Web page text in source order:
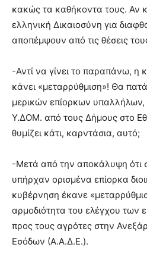
κακώς τα καθήκοντα τους. Αν
ελληνική Δικαιοσύνη για
αποπέμψουν από τις θέσεις
-Αντί να γίνει το παραπάνω, η
κάνει «μεταρρύθμιση»! Θα
μερικών επίορκων υπαλλήλων,
Υ.ΔΟΜ. από τους Δήμους στο
θυμίζει κάτι, καρντάσια, αυτό;
-Μετά από την αποκάλυψη ότι
υπήρχαν ορισμένα επίορκα
κυβέρνηση έκανε
αρμοδιότητα του ελέγχου των
προς τους αγρότες στην
Εσόδων (Α.Α.Δ.Ε.).